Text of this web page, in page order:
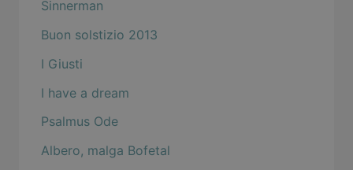
Sinnerman
Buon solstizio 2013
I Giusti
I have a dream
Psalmus Ode
Albero, malga Bofetal